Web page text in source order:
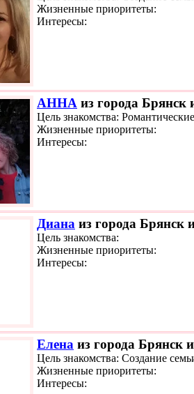
Жизненные приоритеты:
Интересы:
АННА из города Брянск
Цель знакомства:
Жизненные приоритеты:
Интересы:
Диана из города Брянск
Цель знакомства:
Жизненные приоритеты:
Интересы:
Елена из города Брянск
Цель знакомства: Создание
Жизненные приоритеты:
Интересы: